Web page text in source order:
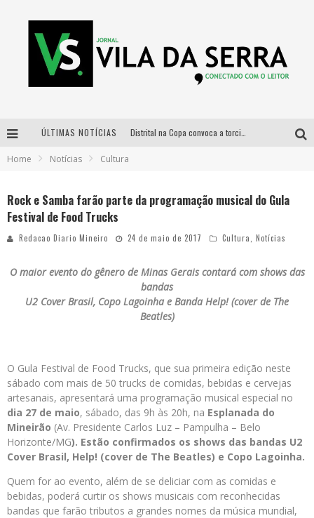
ÚLTIMAS NOTÍCIAS
Home Notícias Cultura
Rock e Samba farão parte da programação musical do Gula
Festival de Food Trucks
Redacao Diario Mineiro 24 de maio de 2017 Cultura Notícias
O maior evento do gênero de Minas Gerais contará com shows das
bandas
U2 Cover Brasil, Copo Lagoinha e Banda Help! (cover de The
Beatles)
O Gula Festival de Food Trucks, que sua primeira edição neste
sábado com mais de 50 trucks de comidas, bebidas e cervejas
artesanais, apresentará uma programação musical especial no
dia 27 de maio, sábado, das 9h às 20h, na Esplanada do
Mineirão (Av. Presidente Carlos Luz – Pampulha – Belo
Horizonte/MG). Estão confirmados os shows das bandas U2
Cover Brasil, Help! (cover de The Beatles) e Copo Lagoinha.
Quem for ao evento, além de se deliciar com as comidas e
bebidas, poderá curtir os shows musicais com reconhecidas
bandas que farão tributos a grandes nomes da música mundial,